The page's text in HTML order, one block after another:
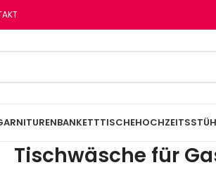
BANKETTTISCHE
Tischwäsche für